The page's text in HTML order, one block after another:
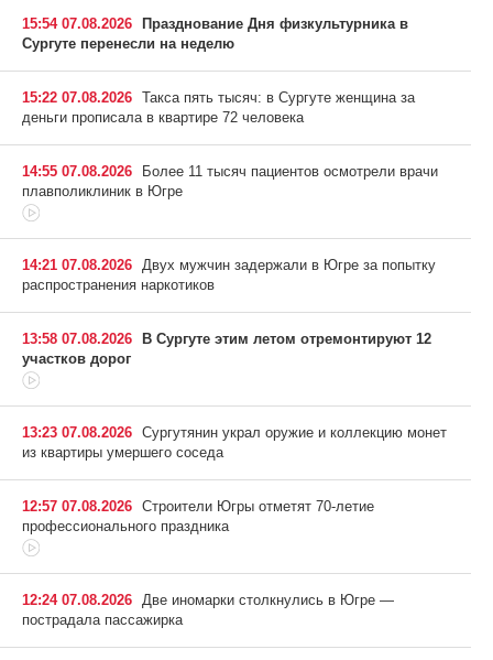
15:54 07.08.2026 Празднование Дня физкультурника в
Сургуте перенесли на неделю
15:22 07.08.2026 Такса пять тысяч: в Сургуте женщина за
деньги прописала в квартире 72 человека
14:55 07.08.2026
Более 11 тысяч пациентов осмотрели врачи
плавполиклиник в Югре
14:21 07.08.2026
Двух мужчин задержали в Югре за попытку
распространения наркотиков
13:58 07.08.2026 В Сургуте этим летом отремонтируют 12
участков дорог
13:23 07.08.2026 Сургутянин украл оружие и коллекцию монет
из квартиры умершего соседа
12:57 07.08.2026 Строители Югры отметят 70-летие
профессионального праздника
12:24 07.08.2026
Две иномарки столкнулись в Югре —
пострадала пассажирка